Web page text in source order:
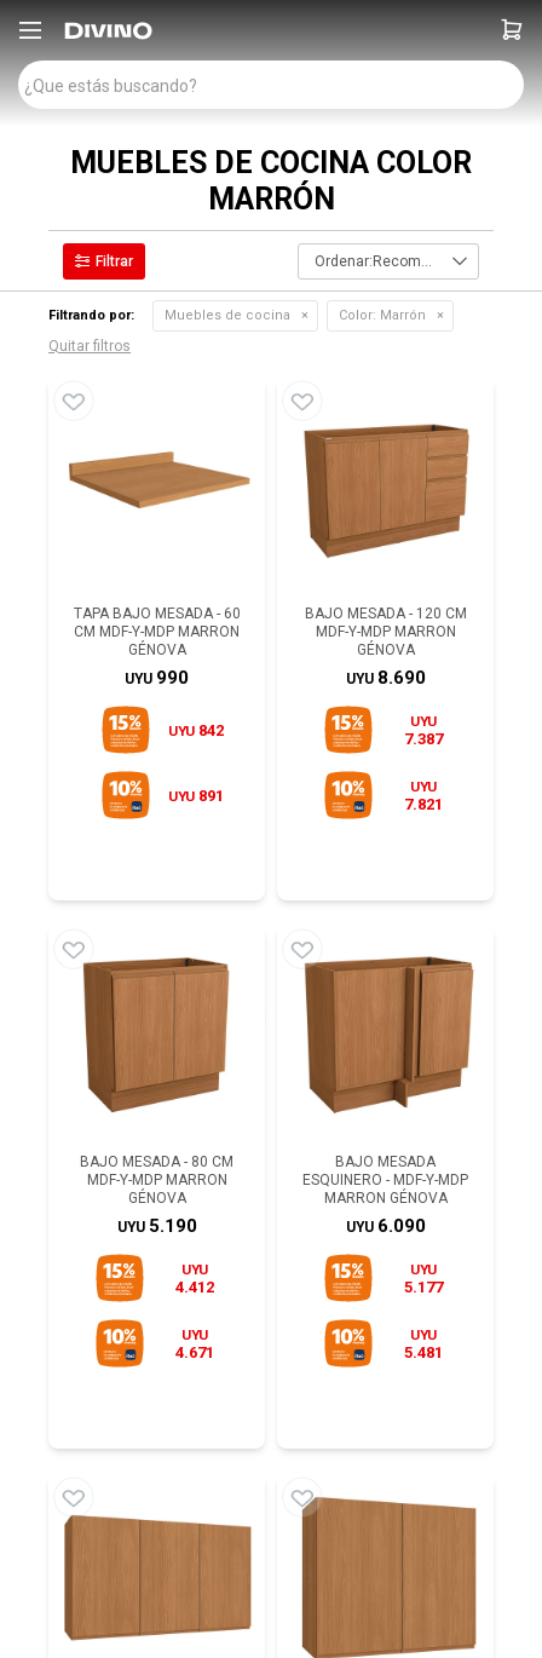

MUEBLES DE COCINA COLOR
MARRÓN
Recomendados
Filtrando por: Muebles de cocina Color: Marrón
Quitar filtros
TAPA BAJO MESADA - 60
CM MDF-Y-MDP MARRON
GÉNOVA
UYU 990
UYU 842
UYU 891
BAJO MESADA - 120 CM
MDF-Y-MDP MARRON
GÉNOVA
UYU 8.690
UYU
7.387
UYU
7.821
BAJO MESADA - 80 CM
MDF-Y-MDP MARRON
GÉNOVA
UYU 5.190
UYU
4.412
UYU
4.671
BAJO MESADA
ESQUINERO - MDF-Y-MDP
MARRON GÉNOVA
UYU 6.090
UYU
5.177
UYU
5.481